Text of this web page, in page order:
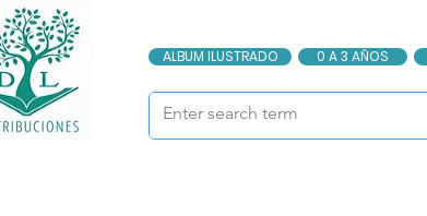
ALBUM ILUSTRADO 0 A 3 AÑOS